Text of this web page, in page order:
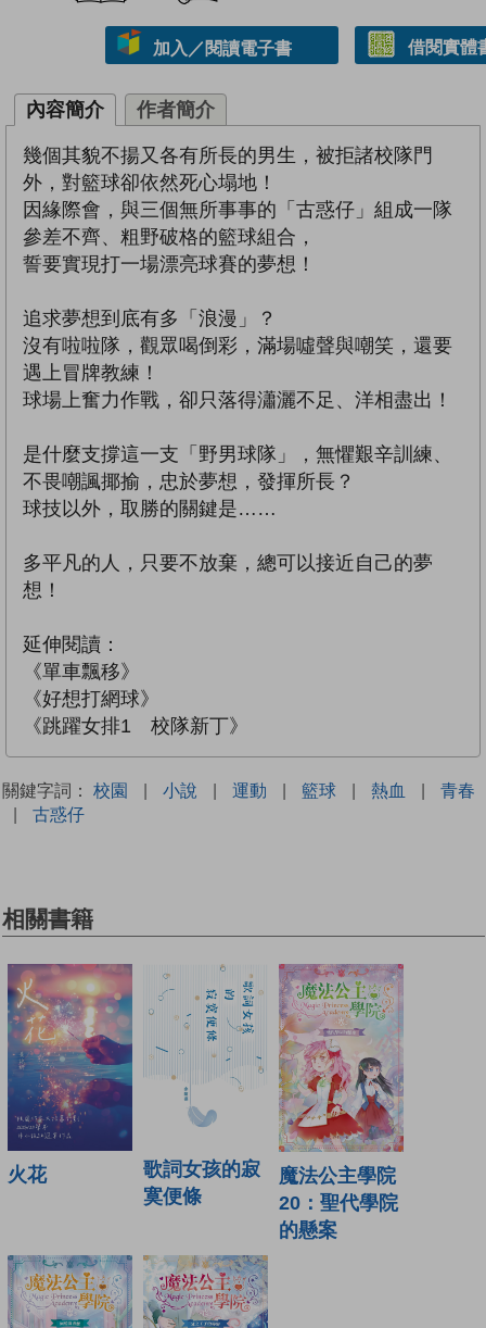
加入／閱讀電子書 借閱實體
內容簡介 作者簡介
幾個其貌不揚又各有所長的男生，被拒諸校隊門
外，對籃球卻依然死心塌地！
因緣際會，與三個無所事事的「古惑仔」組成一隊
參差不齊、粗野破格的籃球組合，
誓要實現打一場漂亮球賽的夢想！
追求夢想到底有多「浪漫」？
沒有啦啦隊，觀眾喝倒彩，滿場噓聲與嘲笑，還要
遇上冒牌教練！
球場上奮力作戰，卻只落得瀟灑不足、洋相盡出！
是什麼支撐這一支「野男球隊」，無懼艱辛訓練、
不畏嘲諷揶揄，忠於夢想，發揮所長？
球技以外，取勝的關鍵是……
多平凡的人，只要不放棄，總可以接近自己的夢
想！
延伸閱讀：
《單車飄移》
《好想打網球》
《跳躍女排1 校隊新丁》
關鍵字詞： 校園 | 小說 | 運動 | 籃球 | 熱血 |
青春
|
古惑仔
相關書籍
火花
歌詞女孩的寂
寞便條
魔法公主學院
20：聖代學院
的懸案